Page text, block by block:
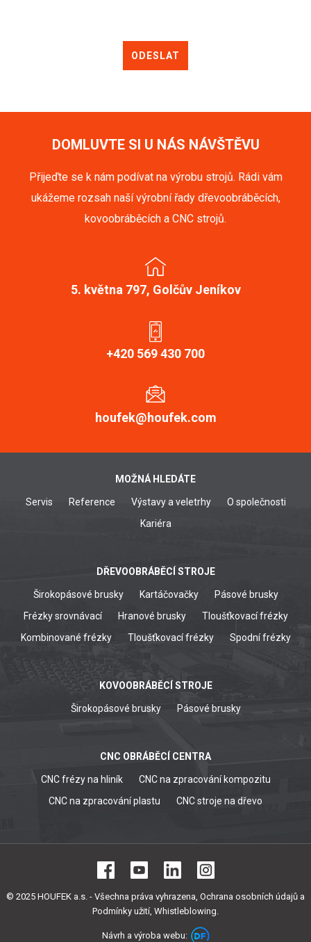
ODESLAT
DOMLUVTE SI U NÁS NÁVŠTĚVU
Přijeďte se k nám podívat na výrobu strojů. Rádi vám
ukážeme rozsah naší výrobní řady dřevoobráběcích,
kovoobráběcích a CNC strojů.
5. května 797, Golčův Jeníkov
+420 569 430 700
houfek@houfek.com
MOŽNÁ HLEDÁTE
Servis Reference Výstavy a veletrhy
O společnosti
Kariéra
DŘEVOOBRÁBĚCÍ STROJE
Širokopásové brusky Kartáčovačky
Pásové brusky
Frézky srovnávací
Hranové brusky
Tloušťkovací frézky
Kombinované frézky
Tloušťkovací frézky Spodní frézky
KOVOOBRÁBĚCÍ STROJE
Širokopásové brusky Pásové brusky
CNC OBRÁBĚCÍ CENTRA
CNC frézy na hliník
CNC na zpracování kompozitu
CNC na zpracování plastu
CNC stroje na dřevo
© 2025 HOUFEK a.s. - Všechna práva vyhrazena, Ochrana osobních údajů a
Podmínky užití Whistleblowing
Návrh a výroba webu: